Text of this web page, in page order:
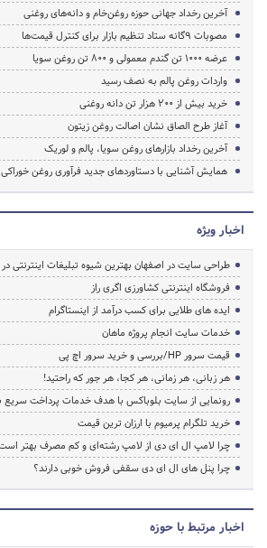
آخرین رخداد جهانی حوزه روغن‌خام و دانه‌های روغنی
مصوبات ۹گانه ستاد تنظیم بازار برای کنترل قیمت‌ها
عرضه ۱۰۰۰ تن گندم معمولی و ۸۰۰ تن روغن سویا
واردات روغن پالم به نصف رسید
خرید بیش از ۲۰۰ هزار تن دانه روغنی
آغاز طرح الصاق نشان اصالت روغن زیتون
آخرین رخداد بازارهای روغن سویا، پالم و لوریک
همایش آشنایی با دستاوردهای جدید فرآوری روغن خوراکی
اخبار ویژه
طراحی سایت در اصفهان بهترین شیوه تبلیغات اینترنتی
فروشگاه اینترنتی کشاورزی اگری راز
ایده های طلایی برای کسب درآمد از اینستاگرام
خدمات سایت انجام پروژه ماهان
قیمت سرور HP/بررسی و خرید سرور اچ پی
هر زبانی، هر زمانی، هر کجا، هر جور که راحتید!
رونمایی از سایت بلوباکس با هدف خدمات پرداخت سریع
خرید تلگرام پرمیوم با ارزان ترین قیمت
چرا لامپ ال ای دی از لامپ رشته‌ای و کم مصرف بهتر
چرا پنل های ال ای دی سقفی فروش خوبی دارند؟
اخبار مرتبط با حوزه